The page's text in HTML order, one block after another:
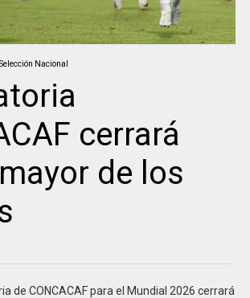
Selección Nacional
cerrará
de los
de CONCACAF para el Mundial 2026 cerrará